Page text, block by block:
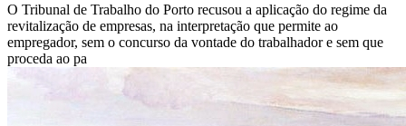
O Tribunal de Trabalho do Porto recusou a aplicação do regime da
revitalização de empresas, na interpretação que permite ao
empregador, sem o concurso da vontade do trabalhador e sem que
proceda ao pa